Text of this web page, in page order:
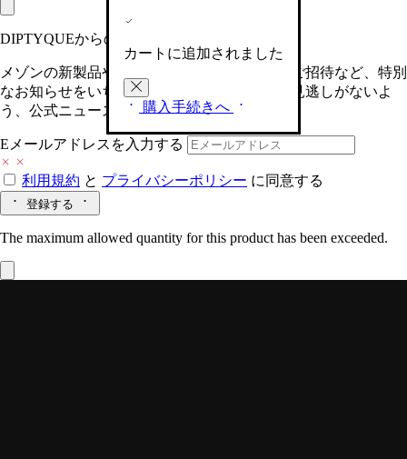
カートに追加されました
購入手続きへ
DIPTYQUEからの最新情報をお届けします
メゾンの新製品や、限定イベントへの特別なご招待など、特別
なお知らせをいち早くお届けいたします。お見逃しがないよ
う、公式ニュースレターにご登録ください。
Eメールアドレスを入力する
利用規約 と プライバシーポリシー に同意する
登録する
The maximum allowed quantity for this product has been exceeded.